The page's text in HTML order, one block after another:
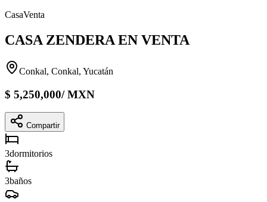
CasaVenta
CASA ZENDERA EN VENTA
Conkal, Conkal, Yucatán
$ 5,250,000/MXN
Compartir
3dormitorios
3baños